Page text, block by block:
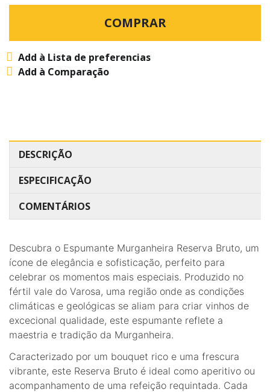
COMPRAR
Add à Lista de preferencias
Add à Comparação
DESCRIÇÃO
ESPECIFICAÇÃO
COMENTÁRIOS
Descubra o Espumante Murganheira Reserva Bruto, um
ícone de elegância e sofisticação, perfeito para
celebrar os momentos mais especiais. Produzido no
fértil vale do Varosa, uma região onde as condições
climáticas e geológicas se aliam para criar vinhos de
excecional qualidade, este espumante reflete a
maestria e tradição da Murganheira.
Caracterizado por um bouquet rico e uma frescura
vibrante, este Reserva Bruto é ideal como aperitivo ou
acompanhamento de uma refeição requintada. Cada